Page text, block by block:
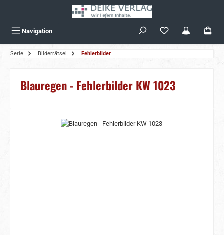
Navigation
Serie Bilderrätsel Fehlerbilder
Blauregen - Fehlerbilder KW 1023
Bildergalerie überspringen